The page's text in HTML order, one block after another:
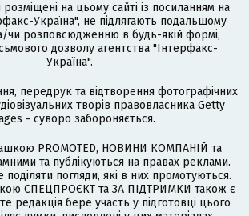
розміщені на цьому сайті із посиланням на
Україна", не підлягають подальшому
чи розповсюдженню в будь-якій формі,
дозволу агентства "Інтерфакс-
Україна".
передрук та відтворення фотографічних
творів правовласника Getty
- суворо забороняється.
PROMOTED, НОВИНИ КОМПАНІЙ та
та публікуються на правах реклами.
погляди, які в них промотуються.
СПЕЦПРОЄКТ та ЗА ПІДТРИМКИ також є
редакція бере участь у підготовці цього